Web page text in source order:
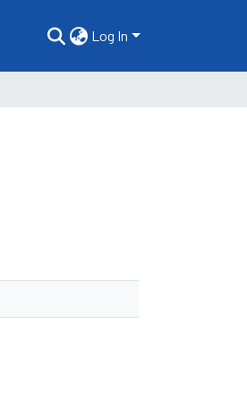
Log In